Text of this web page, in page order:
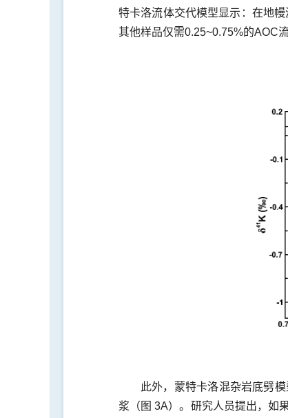
特卡洛流体交代模型显示：在地
其他样品仅需0.25~0.75%的AOC
此外，蒙特卡洛混杂岩底劈
浆（图 3A）。研究人员提出，如